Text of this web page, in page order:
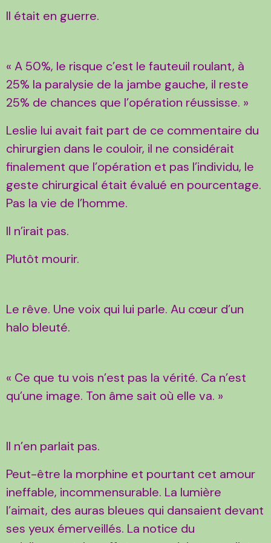
Il était en guerre.
« A 50%, le risque c’est le fauteuil roulant, à
25% la paralysie de la jambe gauche, il reste
25% de chances que l’opération réussisse. »
Leslie lui avait fait part de ce commentaire du
chirurgien dans le couloir, il ne considérait
finalement que l’opération et pas l’individu, le
geste chirurgical était évalué en pourcentage.
Pas la vie de l’homme.
Il n’irait pas.
Plutôt mourir.
Le rêve. Une voix qui lui parle. Au cœur d’un
halo bleuté.
« Ce que tu vois n’est pas la vérité. Ca n’est
qu’une image. Ton âme sait où elle va. »
Il n’en parlait pas.
Peut-être la morphine et pourtant cet amour
ineffable, incommensurable. La lumière
l’aimait, des auras bleues qui dansaient devant
ses yeux émerveillés. La notice du